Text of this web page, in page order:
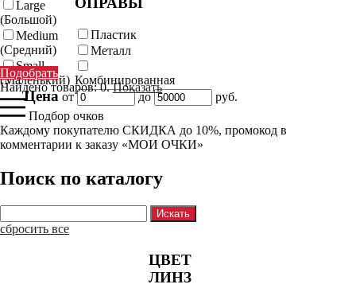
Large
(Большой)
Medium
(Средний)
Small
(Маленький)
Пластик
Металл
Комбинированная
Цена от до руб.
Подобрать
Найдено товаров:0.Показать
Подбор очков
Каждому покупателю СКИДКА до 10%, промокод в
комментарии к заказу «МОИ ОЧКИ»
Поиск по каталогу
сбросить все
ЦВЕТ
ЛИНЗ